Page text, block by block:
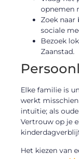
opnemen
Zoek
sociale
Bezoek
Zaanstad.
Elke familie is
werkt
intuïtie; als
Vertrouw op je
Het kiezen van